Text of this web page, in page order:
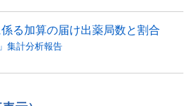
る加算の届け出薬局数と割合
集計分析報告